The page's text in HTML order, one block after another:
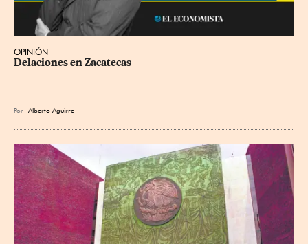
OPINIÓN
Delaciones en Zacatecas
Por Alberto Aguirre